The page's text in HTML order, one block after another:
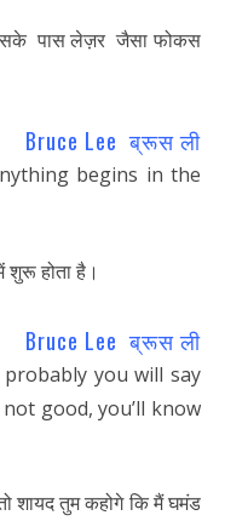
पास लेज़र जैसा फोकस
Bruce Lee ब्रूस ली
begins in the
शुरू होता है।
Bruce Lee ब्रूस ली
you will say
good, you’ll know
शायद तुम कहोगे कि मैं घमंड